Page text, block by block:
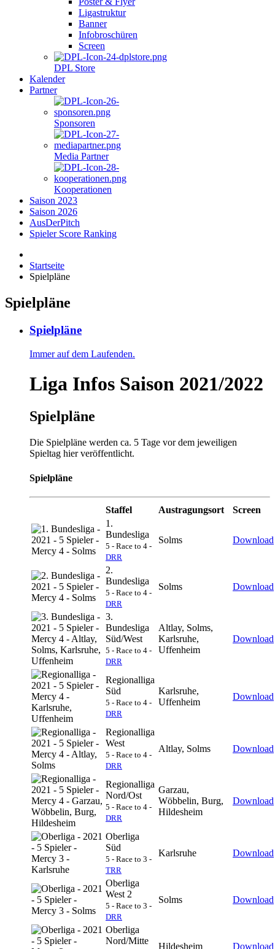
Ligastruktur
Banner
Infobroschüren
Screen
DPL Store
Kalender
Partner
Sponsoren
Media Partner
Kooperationen
Saison 2023
Saison 2026
AusDerPitch
Spieler Score Ranking
Startseite
Spielpläne
Spielpläne
Spielpläne
Immer auf dem Laufenden.
Liga Infos Saison 2021/2022
Spielpläne
Die Spielpläne werden ca. 5 Tage vor dem jeweiligen
Spieltag hier veröffentlicht.
Spielpläne
Staffel Austragungsort
Screen
1.
Bundesliga
5 - Race to 4 -
DRR
Solms Download
2.
Bundesliga
5 - Race to 4 -
DRR
Solms Download
3.
Bundesliga
Süd/West
5 - Race to 4 -
DRR
Altlay, Solms,
Karlsruhe,
Uffenheim
Download
Regionalliga
Süd
5 - Race to 4 -
DRR
Karlsruhe,
Uffenheim
Download
Regionalliga
West
5 - Race to 4 -
DRR
Altlay, Solms Download
Regionalliga
Nord/Ost
5 - Race to 4 -
DRR
Garzau,
Wöbbelin, Burg,
Hildesheim
Download
Oberliga
Süd
5 - Race to 3 -
TRR
Karlsruhe Download
Oberliga
West 2
5 - Race to 3 -
DRR
Solms Download
Oberliga
Nord/Mitte
Hildesheim Download